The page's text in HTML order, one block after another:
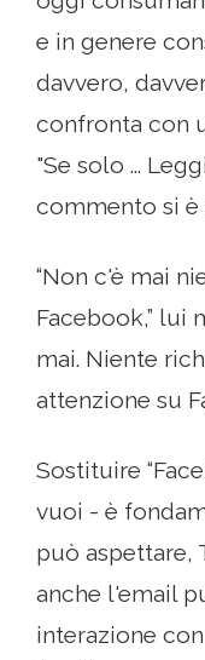
e in genere
davvero,
confronta con
"Se solo ...
commento si è
“Non c'è mai
Facebook,” lui
mai. Niente
attenzione su
Sostituire
vuoi - è
può aspettare,
anche l'email
interazione